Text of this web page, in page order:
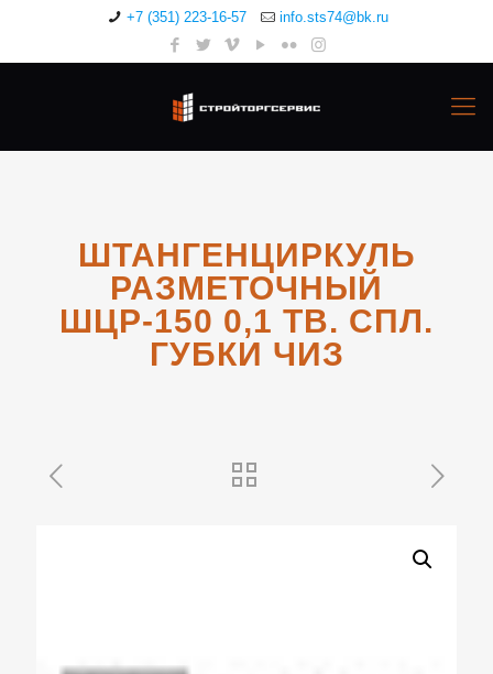
+7 (351) 223-16-57 info.sts74@bk.ru
ШТАНГЕНЦИРКУЛЬ
РАЗМЕТОЧНЫЙ
ШЦР-150 0,1 ТВ. СПЛ.
ГУБКИ ЧИЗ